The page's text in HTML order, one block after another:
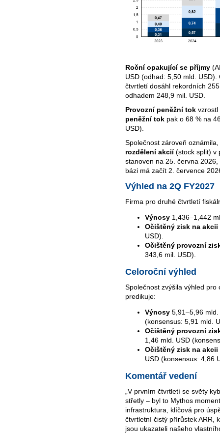
Roční opakující se příjmy
USD (odhad: 5,50 mld. USD).
čtvrtletí dosáhl rekordních
odhadem 248,9 mil. USD.
Provozní peněžní tok vzrostl
peněžní tok pak o 68 % na
USD).
Společnost zároveň
rozdělení akcií(stock split) v
stanoven na 25. června
bázi má začít 2. července
Výhled na 2Q FY2027
Firma pro druhé čtvrtletí
Výnosy 1,436–1,442
Očištěný zisk na akcii
USD).
Očištěný provozní
343,6 mil. USD).
Celoroční výhled
Společnost zvýšila výhled
predikuje:
Výnosy 5,91–5,96
(konsensus: 5,91 mld.
Očištěný provozní
1,46 mld. USD
Očištěný zisk na akcii
USD (konsensus: 4,86
Komentář vedení
„V prvním čtvrtletí se světy
střetly – byl to Mythos
infrastruktura, klíčová pro
čtvrtletní čistý přírůstek ARR,
jsou ukazateli našeho